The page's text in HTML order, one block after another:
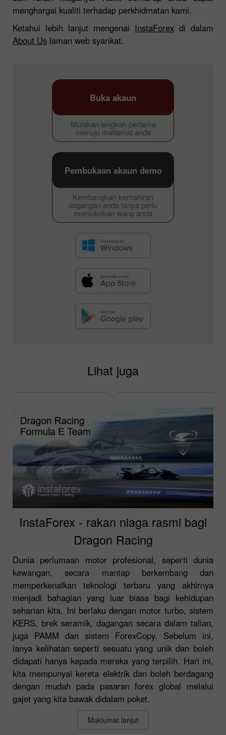
menghargai kualiti terhadap perkhidmatan kami.
Ketahui lebih lanjut mengenai InstaForex di dalam
About Us laman web syarikat.
Mulakan langkah pertama
menuju matlamat anda
Buka akaun
Kembangkan kemahiran
dagangan anda tanpa perlu
merisikokan wang anda
Pembukaan akaun demo
Lihat juga
InstaForex - rakan niaga rasmi bagi
Dragon Racing
Dunia perlumaan motor profesional, seperti dunia
kewangan, secara mantap berkembang dan
memperkenalkan teknologi terbaru yang akhirnya
menjadi bahagian yang luar biasa bagi kehidupan
seharian kita. Ini berlaku dengan motor turbo, sistem
KERS, brek seramik, dagangan secara dalam talian,
juga PAMM dan sistem ForexCopy. Sebelum ini,
ianya kelihatan seperti sesuatu yang unik dan boleh
didapati hanya kepada mereka yang terpilih. Hari ini,
kita mempunyai kereta elektrik dan boleh berdagang
dengan mudah pada pasaran forex global melalui
gajet yang kita bawak didalam poket.
Maklumat lanjut